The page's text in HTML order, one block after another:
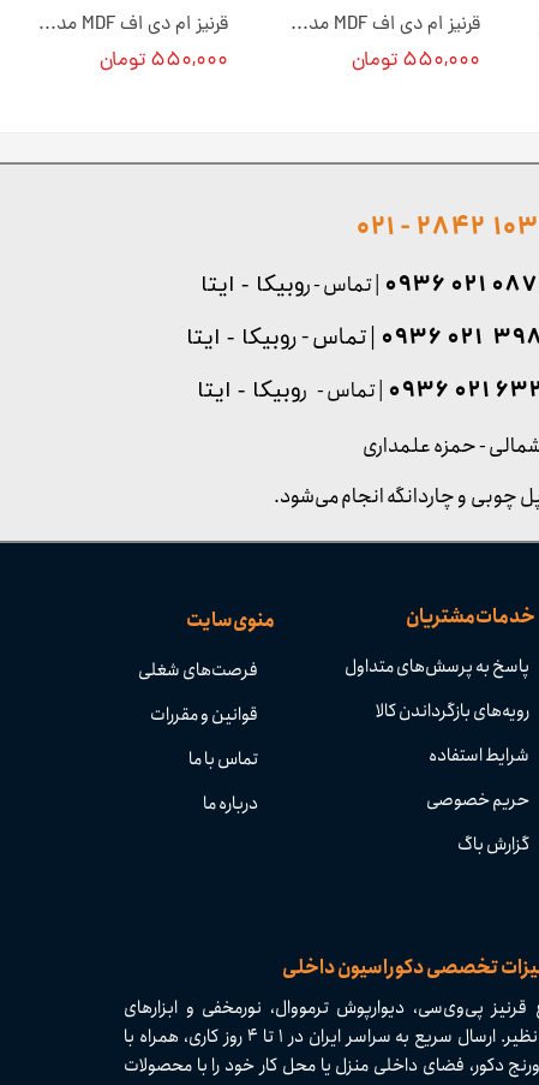
قرنیز ام دی اف MDF مدل گُلد کد 104 [انبار تهران]
۵۵۰,۰۰۰ تومان
قرنیز ام دی اف MDF مدل گُلد کد 105 [انبار تهران]
۵۵۰,۰۰۰ تومان
تخصصی دکوراسیون داخلی
خدمات مشتریان
پاسخ به پرسش‌های متداول
رویه‌های بازگرداندن کالا
شرایط استفاده
حریم خصوصی
گزارش باگ
منوی سایت
فرصت‌های شغلی
قوانین و مقررات
تماس با ما
درباره ما
پی‌وی‌سی، دیوارپوش ترمووال، نورمخفی و ابزارهای
دکوراسیون داخلی با کیفیت بالا و تنوع بی‌نظیر. ارسال سریع به سراسر ایران در ۱ تا ۴ روز کاری، همراه با
دکور، فضای داخلی منزل یا محل کار خود را با محصولات
۰۹۳۶ | تماس - روبیکا - ایتا
شمالی - حمزه علمداری
1032
0872 021 | تماس - روبیکا - ایتا
۰۹۳۶ | تماس - روبیکا - ایتا
چوبی و چاردانگه انجام می‌شود.